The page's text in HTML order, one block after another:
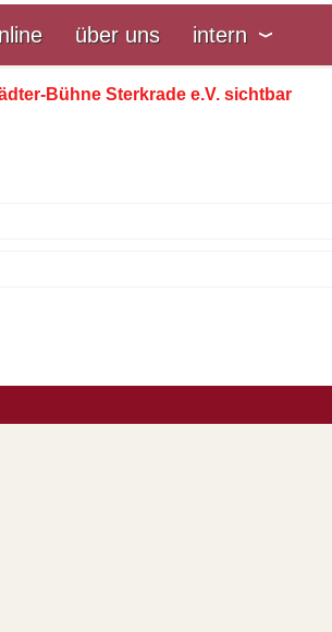
über uns intern
Bühne Sterkrade e.V. sichtbar